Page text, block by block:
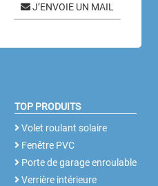
J’ENVOIE UN MAIL
TOP PRODUITS
Volet roulant solaire
Fenêtre PVC
Porte de garage enroulable
Verrière intérieure